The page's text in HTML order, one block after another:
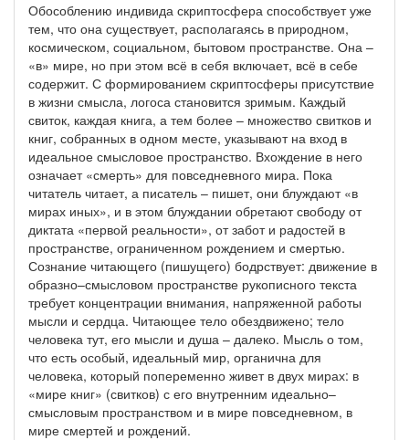
Обособлению индивида скриптосфера способствует уже
тем, что она существует, располагаясь в природном,
космическом, социальном, бытовом пространстве. Она –
«в» мире, но при этом всё в себя включает, всё в себе
содержит. С формированием скриптосферы присутствие
в жизни смысла, логоса становится зримым. Каждый
свиток, каждая книга, а тем более – множество свитков и
книг, собранных в одном месте, указывают на вход в
идеальное смысловое пространство. Вхождение в него
означает «смерть» для повседневного мира. Пока
читатель читает, а писатель – пишет, они блуждают «в
мирах иных», и в этом блуждании обретают свободу от
диктата «первой реальности», от забот и радостей в
пространстве, ограниченном рождением и смертью.
Сознание читающего (пишущего) бодрствует: движение в
образно–смысловом пространстве рукописного текста
требует концентрации внимания, напряженной работы
мысли и сердца. Читающее тело обездвижено; тело
человека тут, его мысли и душа – далеко. Мысль о том,
что есть особый, идеальный мир, органична для
человека, который попеременно живет в двух мирах: в
«мире книг» (свитков) с его внутренним идеально–
смысловым пространством и в мире повседневном, в
мире смертей и рождений.